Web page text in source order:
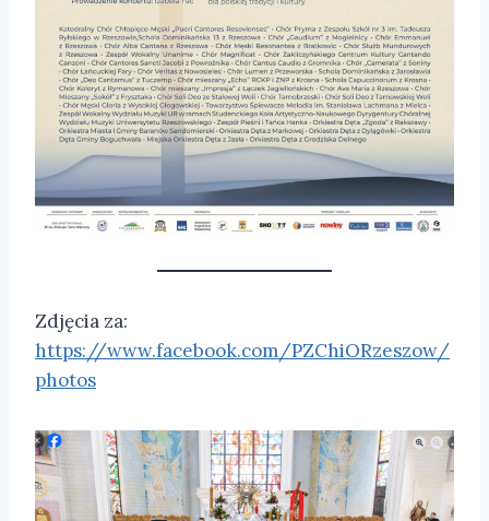
Zdjęcia za:
https://www.facebook.com/PZChiORzeszow/
photos